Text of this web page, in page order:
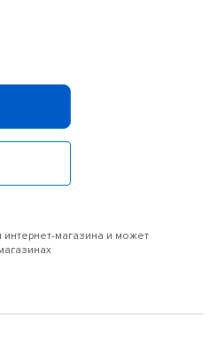
интернет-магазина и может